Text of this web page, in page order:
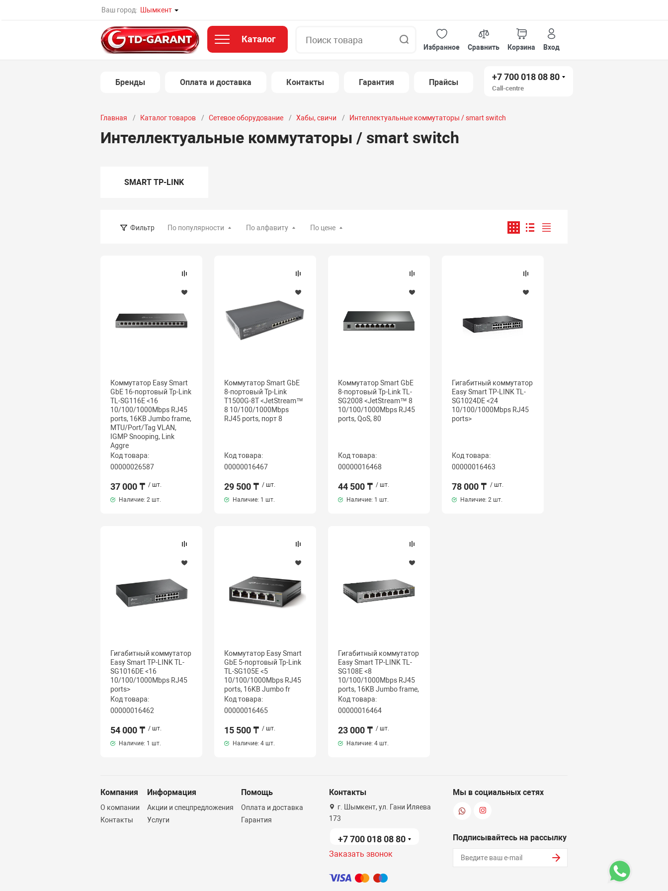
Ваш город: Шымкент
Каталог
Избранное
Сравнить Корзина Вход
Бренды Оплата и доставка Контакты Гарантия Прайсы
+7 700 018 08 80
Call-centre
Главная Каталог товаров Сетевое оборудование Хабы, свичи Интеллектуальные коммутаторы / smart switch
Интеллектуальные коммутаторы / smart switch
SMART TP-LINK
Фильтр По популярности По алфавиту По цене
Коммутатор Easy Smart
GbE 16-портовый Tp-Link
TL-SG116E <16
10/100/1000Mbps RJ45
ports, 16KB Jumbo frame,
MTU/Port/Tag VLAN,
IGMP Snooping, Link
Aggre
Код товара:
00000026587
37 000 ₸ / шт.
Наличие: 2 шт.
Коммутатор Smart GbE
8-портовый Tp-Link
T1500G-8T <JetStream™
8 10/100/1000Mbps
RJ45 ports, порт 8
Код товара:
00000016467
29 500 ₸ / шт.
Наличие: 1 шт.
Коммутатор Smart GbE
8-портовый Tp-Link TL-
SG2008 <JetStream™ 8
10/100/1000Mbps RJ45
ports, QoS, 80
Код товара:
00000016468
44 500 ₸ / шт.
Наличие: 1 шт.
Гигабитный коммутатор
Easy Smart TP-LINK TL-
SG1024DE <24
10/100/1000Mbps RJ45
ports>
Код товара:
00000016463
78 000 ₸ / шт.
Наличие:2 шт.
Гигабитный коммутатор
Easy Smart TP-LINK TL-
SG1016DE <16
10/100/1000Mbps RJ45
ports>
Код товара:
00000016462
54 000 ₸ / шт.
Наличие: 1 шт.
Коммутатор Easy Smart
GbE 5-портовый Tp-Link
TL-SG105E <5
10/100/1000Mbps RJ45
ports, 16KB Jumbo fr
Код товара:
00000016465
15 500 ₸ / шт.
Наличие: 4 шт.
Гигабитный коммутатор
Easy Smart TP-LINK TL-
SG108E <8
10/100/1000Mbps RJ45
ports, 16KB Jumbo frame,
Код товара:
00000016464
23 000 ₸ / шт.
Наличие: 4 шт.
Компания
О компании
Контакты
Информация
Акции и спецпредложения
Услуги
Помощь
Оплата и доставка
Гарантия
Контакты
г. Шымкент, ул. Гани Иляева
173
+7 700 018 08 80
Заказать звонок
Мы в социальных сетях
Подписывайтесь на рассылку